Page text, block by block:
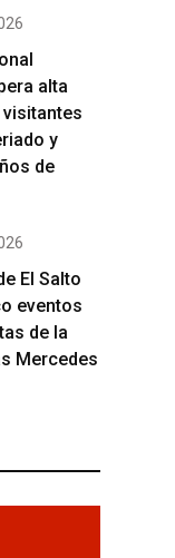
alta
y
de
El Salto
eventos
de la
Mercedes